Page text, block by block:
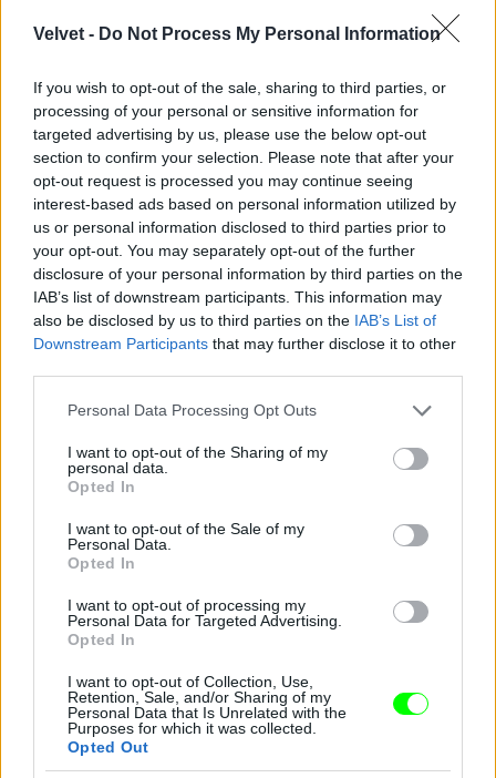
Velvet - Do Not Process My Personal Information
If you wish to opt-out of the sale, sharing to third parties, or
processing of your personal or sensitive information for
targeted advertising by us, please use the below opt-out
section to confirm your selection. Please note that after your
opt-out request is processed you may continue seeing
interest-based ads based on personal information utilized by
us or personal information disclosed to third parties prior to
your opt-out. You may separately opt-out of the further
disclosure of your personal information by third parties on the
IAB’s list of downstream participants. This information may
also be disclosed by us to third parties on the IAB’s List of
Downstream Participants that may further disclose it to other
Please note that this website/app uses one or more Google
not limited to your visit or usage behaviour. You may click to
grant or deny consent to Google and its third-party tags to
use your data for below specified purposes in below Google
consent section.
Personal Data Processing Opt Outs
I want to opt-out of the Sharing of my
personal data.
Opted In
I want to opt-out of the Sale of my
Personal Data.
Opted In
I want to opt-out of processing my
Personal Data for Targeted Advertising.
Opted In
I want to opt-out of Collection, Use,
Retention, Sale, and/or Sharing of my
Personal Data that Is Unrelated with the
Purposes for which it was collected.
Opted Out
Fotó: Szécsi István / Velvet #14
Jön még kép!